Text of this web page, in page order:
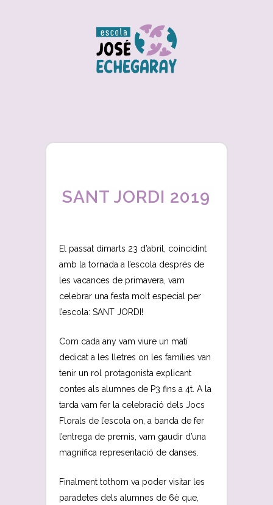
SANT JORDI 2019
El passat dimarts 23 d’abril, coincidint
amb la tornada a l’escola després de
les vacances de primavera, vam
celebrar una festa molt especial per
l’escola: SANT JORDI!
Com cada any vam viure un matí
dedicat a les lletres on les famílies van
tenir un rol protagonista explicant
contes als alumnes de P3 fins a 4t. A la
tarda vam fer la celebració dels Jocs
Florals de l’escola on, a banda de fer
l’entrega de premis, vam gaudir d’una
magnífica representació de danses.
Finalment tothom va poder visitar les
paradetes dels alumnes de 6è que,